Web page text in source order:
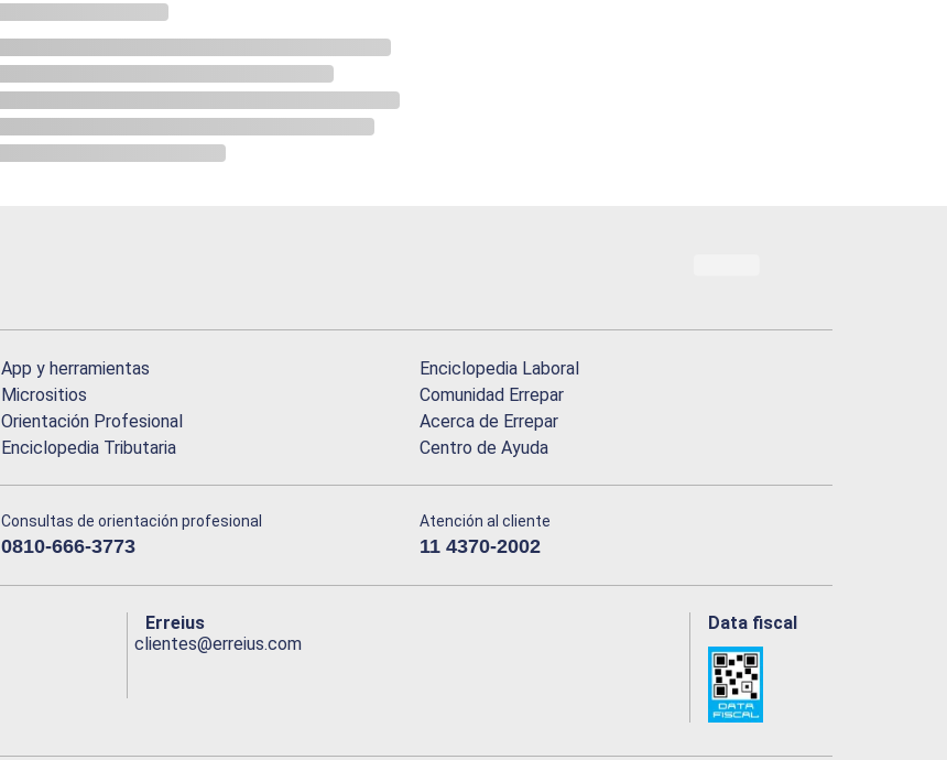
App y herramientas
Micrositios
Orientación Profesional
Enciclopedia Tributaria
Enciclopedia Laboral
Comunidad Errepar
Acerca de Errepar
Centro de Ayuda
Consultas de orientación profesional
0810-666-3773
Atención al cliente
11 4370-2002
Erreius
clientes@erreius.com
Data fiscal